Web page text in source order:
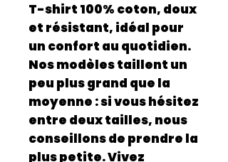
T-shirt 100% coton, doux
et résistant, idéal pour
un confort au quotidien.
Nos modèles taillent un
peu plus grand que la
moyenne : si vous hésitez
entre deux tailles, nous
conseillons de prendre la
plus petite. Vivez